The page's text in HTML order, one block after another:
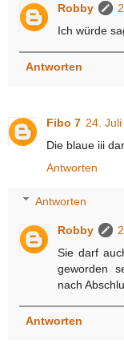
Robby
Ich würde
Antworten
Fibo 7 24.
Die blaue iii
Antworten
Antworten
Robby
Sie darf
geworden
nach
Antworten